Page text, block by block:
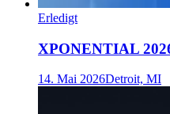
Erledigt
XPONENTIAL
14. Mai 2026Detroit, MI